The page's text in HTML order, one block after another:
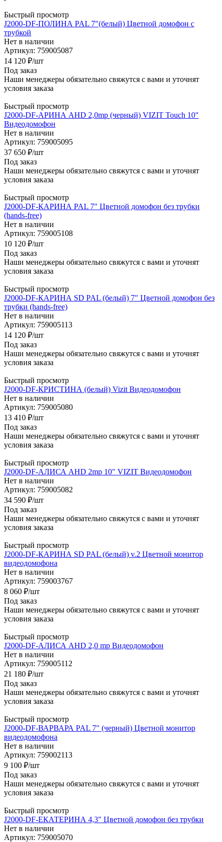
Быстрый просмотр
J2000-DF-ПОЛИНА PAL 7"(белый) Цветной домофон с
трубкой
Нет в наличии
Артикул: 759005087
14 120 ₽/шт
Под заказ
Наши менеджеры обязательно свяжутся с вами и уточнят
условия заказа
Быстрый просмотр
J2000-DF-АРИНА AHD 2,0mp (черный) VIZIT Touch 10"
Видеодомофон
Нет в наличии
Артикул: 759005095
37 650 ₽/шт
Под заказ
Наши менеджеры обязательно свяжутся с вами и уточнят
условия заказа
Быстрый просмотр
J2000-DF-КАРИНА PAL 7" Цветной домофон без трубки
(hands-free)
Нет в наличии
Артикул: 759005108
10 120 ₽/шт
Под заказ
Наши менеджеры обязательно свяжутся с вами и уточнят
условия заказа
Быстрый просмотр
J2000-DF-КАРИНА SD PAL (белый) 7" Цветной домофон без
трубки (hands-free)
Нет в наличии
Артикул: 759005113
14 120 ₽/шт
Под заказ
Наши менеджеры обязательно свяжутся с вами и уточнят
условия заказа
Быстрый просмотр
J2000-DF-КРИСТИНА (белый) Vizit Видеодомофон
Нет в наличии
Артикул: 759005080
13 410 ₽/шт
Под заказ
Наши менеджеры обязательно свяжутся с вами и уточнят
условия заказа
Быстрый просмотр
J2000-DF-АЛИСА AHD 2mp 10" VIZIT Видеодомофон
Нет в наличии
Артикул: 759005082
34 590 ₽/шт
Под заказ
Наши менеджеры обязательно свяжутся с вами и уточнят
условия заказа
Быстрый просмотр
J2000-DF-КАРИНА SD PAL (белый) v.2 Цветной монитор
видеодомофона
Нет в наличии
Артикул: 759003767
8 060 ₽/шт
Под заказ
Наши менеджеры обязательно свяжутся с вами и уточнят
условия заказа
Быстрый просмотр
J2000-DF-АЛИСА AHD 2,0 mp Видеодомофон
Нет в наличии
Артикул: 759005112
21 180 ₽/шт
Под заказ
Наши менеджеры обязательно свяжутся с вами и уточнят
условия заказа
Быстрый просмотр
J2000-DF-ВАРВАРА PAL 7" (черный) Цветной монитор
видеодомофона
Нет в наличии
Артикул: 759002113
9 100 ₽/шт
Под заказ
Наши менеджеры обязательно свяжутся с вами и уточнят
условия заказа
Быстрый просмотр
J2000-DF-ЕКАТЕРИНА 4,3" Цветной домофон без трубки
Нет в наличии
Артикул: 759005070